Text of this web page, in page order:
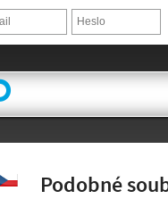
Podobné